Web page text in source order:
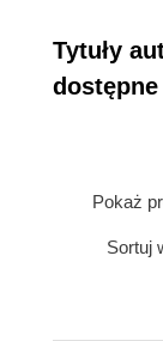
Tytuły
Pokaż
Sortuj